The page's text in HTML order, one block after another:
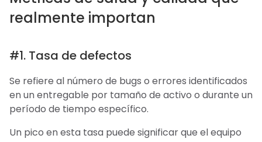
realmente importan
#1. Tasa de defectos
Se refiere al número de bugs o errores identificados
en un entregable por tamaño de activo o durante un
período de tiempo específico.
Un pico en esta tasa puede significar que el equipo